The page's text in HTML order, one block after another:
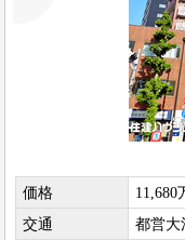
価格
11,680
交通
都営大